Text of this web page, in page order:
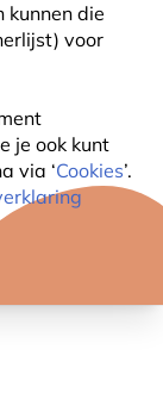
kunnen die
voor
je ook kunt
via ‘Cookies’.